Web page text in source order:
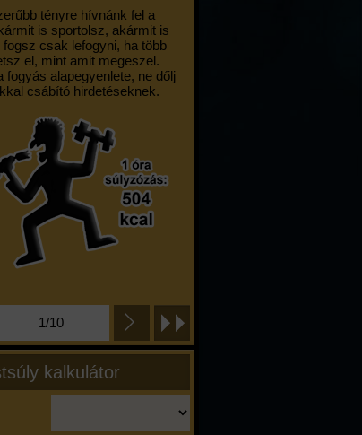
tényre hívnánk fel a
is sportolsz, akármit is
csak lefogyni, ha több
el, mint amit megeszel.
fogyás alapegyenlete, ne dőlj
csábító hirdetéseknek.
1/10
kalkulátor